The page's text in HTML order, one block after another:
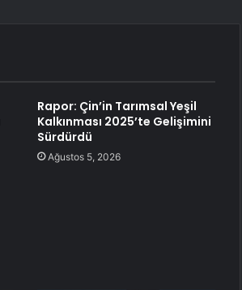
Rapor: Çin’in Tarımsal Yeşil
Kalkınması 2025’te Gelişimini
Sürdürdü
Ağustos 5, 2026